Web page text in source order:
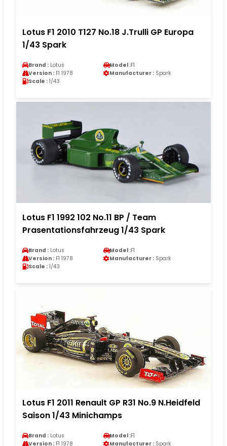
Lotus F1 2010 T127 No.18 J.Trulli GP Europa
1/43 Spark
Brand : Lotus Model :F1
Version : F1 1978 Manufacturer : Spark
Scale : 1/43
Lotus F1 1992 102 No.11 BP / Team
Prasentationsfahrzeug 1/43 Spark
Brand : Lotus Model :F1
Version : F1 1978 Manufacturer : Spark
Scale : 1/43
Lotus F1 2011 Renault GP R31 No.9 N.Heidfeld
Saison 1/43 Minichamps
Brand : Lotus Model :F1
Version : F1 1978 Manufacturer : Spark